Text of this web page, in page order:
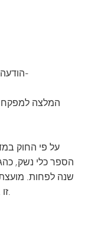
הודעה להורה או לאפוטרופוס; ו-
המלצה
על פי החוק
הספר כלי נשק,
שנה לפחות.
זו בהתאם לנסיבות כל מקרה ומקרה.